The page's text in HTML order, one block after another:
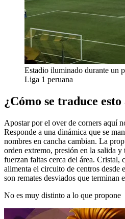
Estadio iluminado durante un
Liga 1 peruana
¿Cómo se traduce
Apostar por el over de corners aquí
Responde a una dinámica que se
nombres en cancha cambian. La
orden extremo, presión en la salida y
fuerzan faltas cerca del área. Cristal,
alimenta el circuito de centros desde
son remates desviados que terminan
No es muy distinto a lo que propone